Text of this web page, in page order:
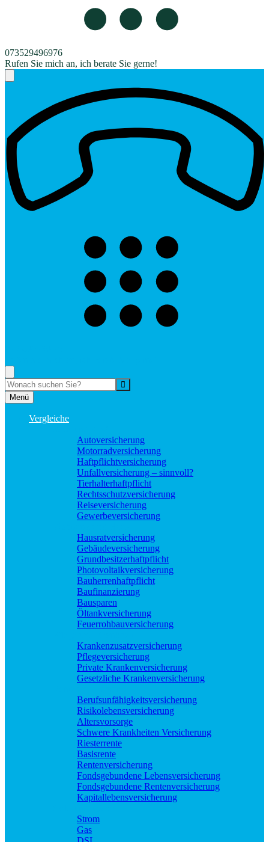
073529496976
Rufen Sie mich an, ich berate Sie gerne!
Menü
Vergleiche
Autoversicherung
Motorradversicherung
Haftpflichtversicherung
Unfallversicherung – sinnvoll?
Tierhalterhaftpflicht
Rechtsschutzversicherung
Reiseversicherung
Gewerbeversicherung
Hausratversicherung
Gebäudeversicherung
Grundbesitzerhaftpflicht
Photovoltaikversicherung
Bauherrenhaftpflicht
Baufinanzierung
Bausparen
Öltankversicherung
Feuerrohbauversicherung
Krankenzusatzversicherung
Pflegeversicherung
Private Krankenversicherung
Gesetzliche Krankenversicherung
Berufs­unfähigkeitsversicherung
Risikolebensversicherung
Altersvorsorge
Schwere Krankheiten Versicherung
Riesterrente
Basisrente
Rentenversicherung
Fondsgebundene Lebensversicherung
Fondsgebundene Rentenversicherung
Kapitallebensversicherung
Strom
Gas